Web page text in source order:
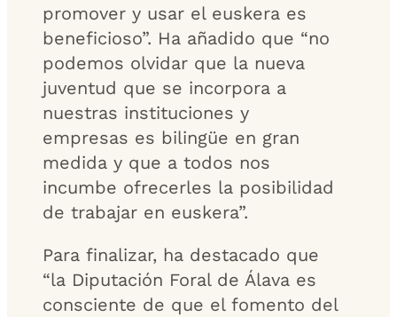
promover y usar el euskera es
beneficioso”. Ha añadido que “no
podemos olvidar que la nueva
juventud que se incorpora a
nuestras instituciones y
empresas es bilingüe en gran
medida y que a todos nos
incumbe ofrecerles la posibilidad
de trabajar en euskera”.
Para finalizar, ha destacado que
“la Diputación Foral de Álava es
consciente de que el fomento del